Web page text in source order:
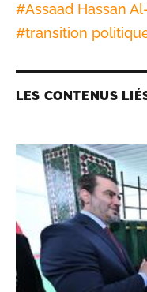
#Assaad Hassan
#transition
LES CONTENUS